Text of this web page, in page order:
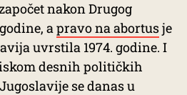
nakon Drugog
apravo na abortusje
uvrstila 1974. godine. I
desnih političkih
se danas u